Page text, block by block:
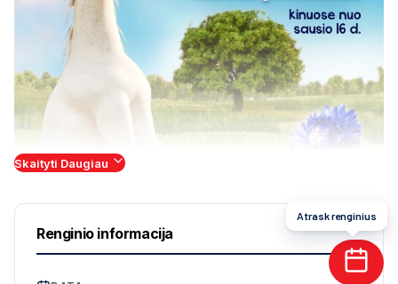
Skaityti Daugiau
Renginio informacija
Atrask renginius